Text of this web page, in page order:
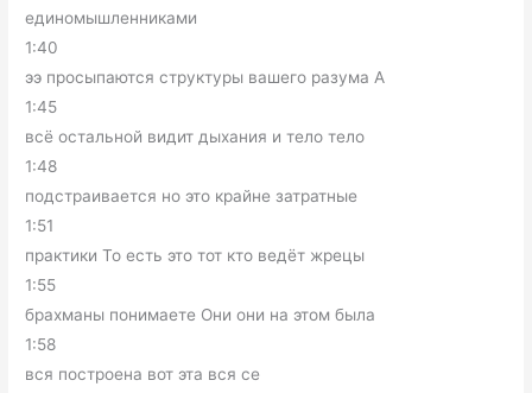
единомышленниками
1:40
ээ просыпаются структуры вашего разума А
1:45
всё остальной видит дыхания и тело тело
1:48
подстраивается но это крайне затратные
1:51
практики То есть это тот кто ведёт жрецы
1:55
брахманы понимаете Они они на этом была
1:58
вся построена вот эта вся се